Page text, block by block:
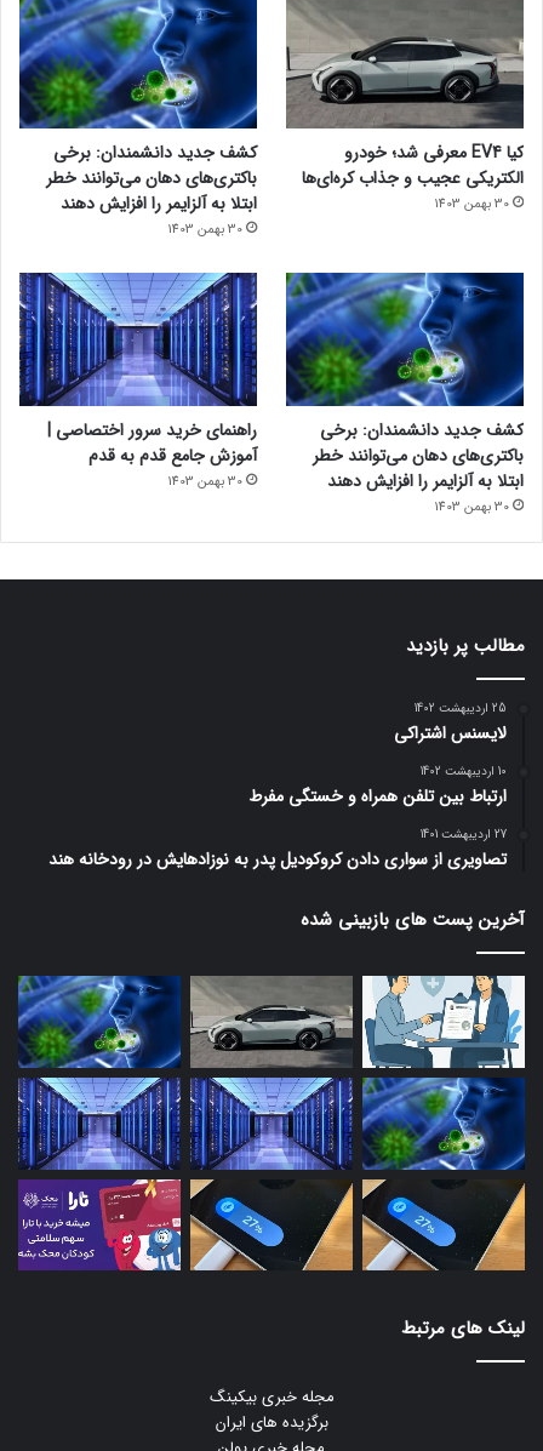
کیا EV4 معرفی شد؛ خودرو
الکتریکی عجیب و جذاب کره‌ای‌ها
30 بهمن 1403
کشف جدید دانشمندان: برخی
باکتری‌های دهان می‌توانند خطر
ابتلا به آلزایمر را افزایش دهند
30 بهمن 1403
کشف جدید دانشمندان: برخی
باکتری‌های دهان می‌توانند خطر
ابتلا به آلزایمر را افزایش دهند
30 بهمن 1403
راهنمای خرید سرور اختصاصی |
آموزش جامع قدم به قدم
30 بهمن 1403
مطالب پر بازدید
25 اردیبهشت 1402
لایسنس اشتراکی
10 اردیبهشت 1402
ارتباط بین تلفن همراه و خستگی مفرط
27 اردیبهشت 1401
تصاویری از سواری دادن کروکودیل پدر به نوزادهایش در رودخانه هند
آخرین پست های بازبینی شده
لینک های مرتبط
مجله خبری بیکینگ
برگزیده های ایران